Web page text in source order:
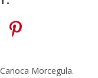
Morcegula.